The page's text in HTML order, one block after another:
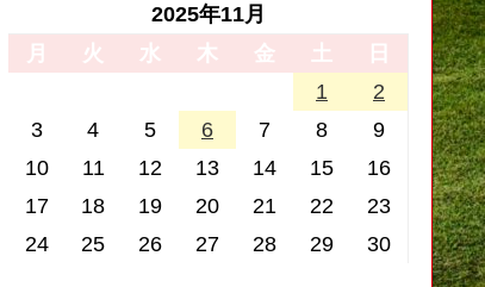
2025年11月
月
火 水 木 金 土
日
1
2
3
4 5 6 7 8
9
10
11 12 13 14 15
16
17
18 19 20 21 22
23
24
25 26 27 28 29 30